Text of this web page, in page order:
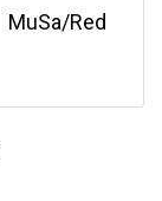
MuSa/Red